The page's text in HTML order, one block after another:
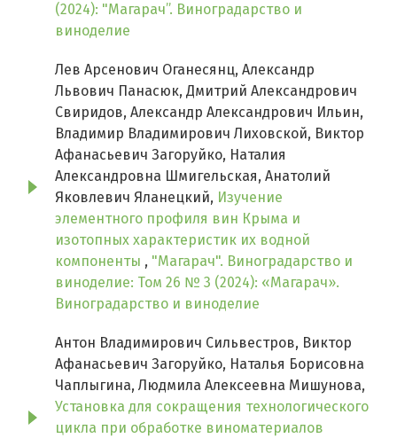
(2024): "Магарач”. Виноградарство и
виноделие
Лев Арсенович Оганесянц, Александр
Львович Панасюк, Дмитрий Александрович
Свиридов, Александр Александрович Ильин,
Владимир Владимирович Лиховской, Виктор
Афанасьевич Загоруйко, Наталия
Александровна Шмигельская, Анатолий
Яковлевич Яланецкий, Изучение
элементного профиля вин Крыма и
изотопных характеристик их водной
компоненты , "Магарач". Виноградарство и
виноделие: Том 26 № 3 (2024): «Магарач».
Виноградарство и виноделие
Антон Владимирович Сильвестров, Виктор
Афанасьевич Загоруйко, Наталья Борисовна
Чаплыгина, Людмила Алексеевна Мишунова,
Установка для сокращения технологического
цикла при обработке виноматериалов